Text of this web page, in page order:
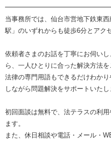
当事務所では、仙台市営地下鉄東
駅」のいずれからも徒歩6分とアク
依頼者さまのお話を丁寧にお伺い
ら、一人ひとりに合った解決方法を
法律の専門用語もできるだけわか
しながら問題解決をサポートいたし
初回面談は無料で、法テラスの利
ます。
また、休日相談や電話・メール・